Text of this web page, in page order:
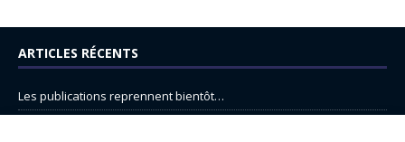
ARTICLES RÉCENTS
Les publications reprennent bientôt…